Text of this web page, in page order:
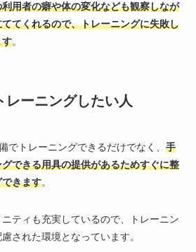
用者の癖や体の変化なども観察しなが
てくれるので、トレーニングに失敗し
す。
レーニングしたい人
でトレーニングできるだけでなく、 手
できる用具の提供があるためすぐに整
きます。
ティも充実しているので、トレーニン
された環境となっています。